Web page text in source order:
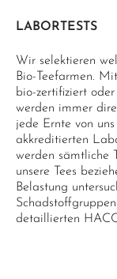
LABORTESTS
Wir selektieren
Bio-Teefarmen.
bio-zertifiziert
werden immer
jede Ernte von
akkreditierten
werden sämtliche
unsere Tees
Belastung
detaillierten